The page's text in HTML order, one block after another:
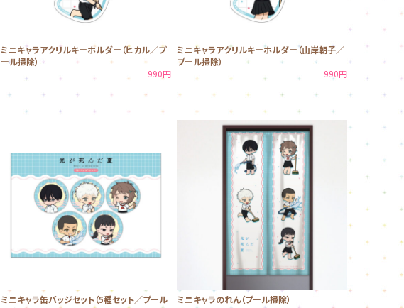
ミニキャラアクリルキーホルダー（ヒカル／プ
ール掃除）
990円
ミニキャラアクリルキーホルダー（山岸朝子／
プール掃除）
990円
ミニキャラ缶バッジセット（5種セット／プール
ミニキャラのれん（プール掃除）